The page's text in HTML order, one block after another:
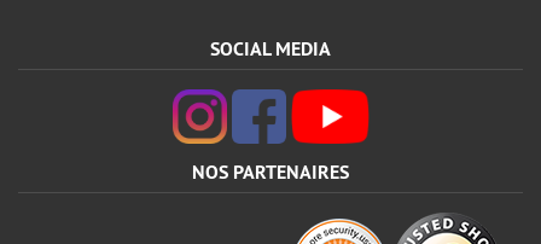
SOCIAL MEDIA
NOS PARTENAIRES